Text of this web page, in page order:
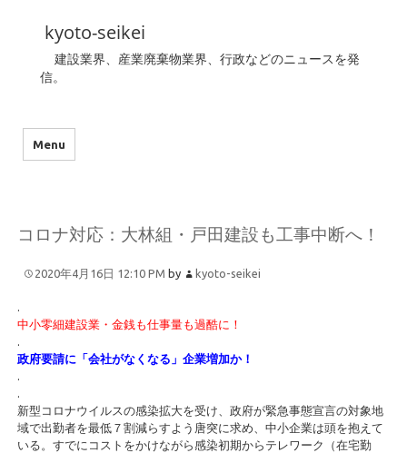
kyoto-seikei
建設業界、産業廃棄物業界、行政などのニュースを発
信。
Menu
コロナ対応：大林組・戸田建設も工事中断へ！
2020年4月16日 12:10 PM by kyoto-seikei
.
中小零細建設業・金銭も仕事量も過酷に！
.
政府要請に「会社がなくなる」企業増加か！
.
.
新型コロナウイルスの感染拡大を受け、政府が緊急事態宣言の対象地
域で出勤者を最低７割減らすよう唐突に求め、中小企業は頭を抱えて
いる。すでにコストをかけながら感染初期からテレワーク（在宅勤